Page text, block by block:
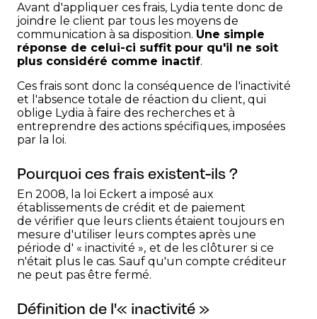
Avant d'appliquer ces frais, Lydia tente donc de
joindre le client par tous les moyens de
communication à sa disposition. Une simple
réponse de celui-ci suffit pour qu'il ne soit
plus considéré comme inactif.
Ces frais sont donc la conséquence de l'inactivité
et l'absence totale de réaction du client, qui
oblige Lydia à faire des recherches et à
entreprendre des actions spécifiques, imposées
par la loi.
Pourquoi ces frais existent-ils ?
En 2008, la loi Eckert a imposé aux
établissements de crédit et de paiement
de vérifier que leurs clients étaient toujours en
mesure d'utiliser leurs comptes après une
période d' « inactivité », et de les clôturer si ce
n'était plus le cas. Sauf qu'un compte créditeur
ne peut pas être fermé.
Définition de l'« inactivité »